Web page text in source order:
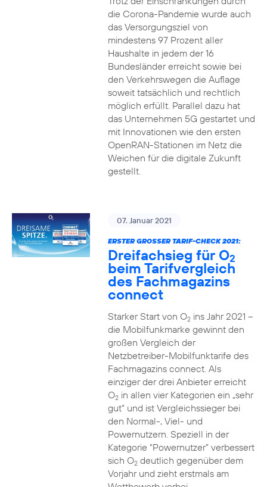
die Corona-Pandemie wurde auch
das Versorgungsziel von
mindestens 97 Prozent aller
Haushalte in jedem der 16
Bundesländer erreicht sowie bei
den Verkehrswegen die Auflage
soweit tatsächlich und rechtlich
möglich erfüllt. Parallel dazu hat
das Unternehmen 5G gestartet und
mit Innovationen wie den ersten
OpenRAN-Stationen im Netz die
Weichen für die digitale Zukunft
gestellt.
07. Januar 2021
ERSTER GROSSER TARIF-CHECK 2021:
Dreifachsieg für O2
beim Tarifvergleich
des Fachmagazins
connect
Starker Start von O2ins Jahr 2021 –
die Mobilfunkmarke gewinnt den
großen Vergleich der
Netzbetreiber-Mobilfunktarife des
Fachmagazins connect. Als
einziger der drei Anbieter erreicht
O2in allen vier Kategorien ein „sehr
gut“ und ist Vergleichssieger bei
den Normal-, Viel- und
Powernutzern. Speziell in der
Kategorie “Powernutzer” verbessert
sich O2deutlich gegenüber dem
Vorjahr und zieht erstmals am